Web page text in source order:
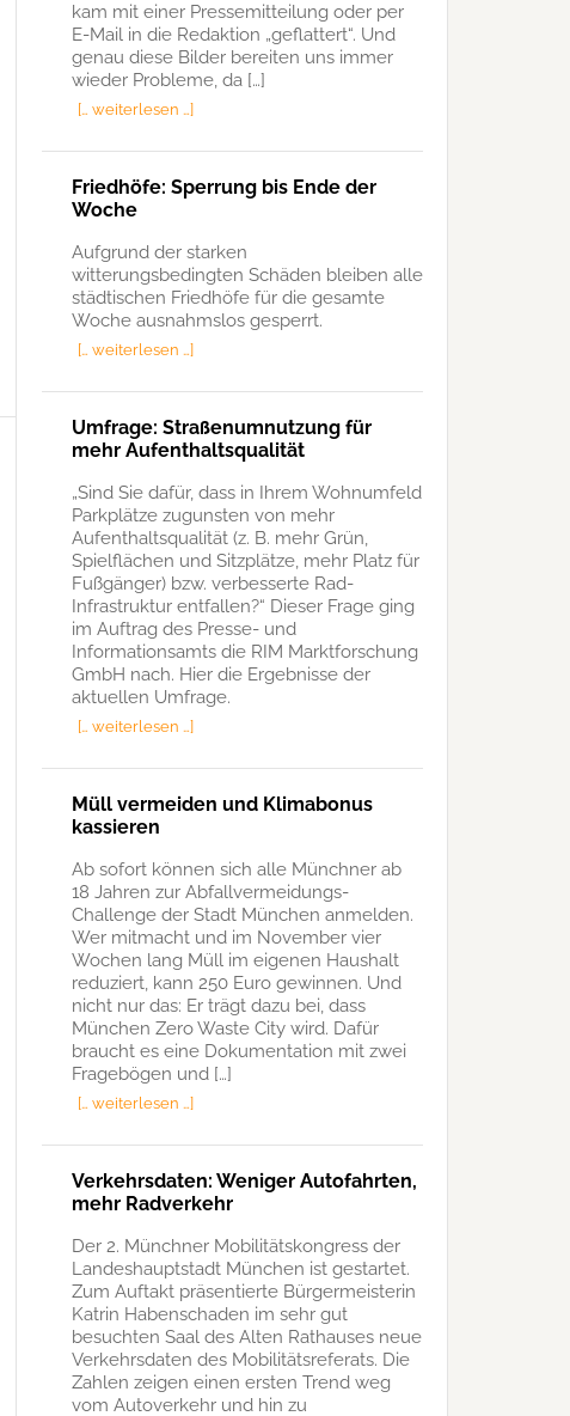
kam mit einer Pressemitteilung oder per
E-Mail in die Redaktion „geflattert“. Und
genau diese Bilder bereiten uns immer
wieder Probleme, da […]
[… weiterlesen …]
Friedhöfe: Sperrung bis Ende der
Woche
Aufgrund der starken
witterungsbedingten Schäden bleiben alle
städtischen Friedhöfe für die gesamte
Woche ausnahmslos gesperrt.
[… weiterlesen …]
Umfrage: Straßenumnutzung für
mehr Aufenthaltsqualität
„Sind Sie dafür, dass in Ihrem Wohnumfeld
Parkplätze zugunsten von mehr
Aufenthaltsqualität (z. B. mehr Grün,
Spielflächen und Sitzplätze, mehr Platz für
Fußgänger) bzw. verbesserte Rad-
Infrastruktur entfallen?“ Dieser Frage ging
im Auftrag des Presse- und
Informationsamts die RIM Marktforschung
GmbH nach. Hier die Ergebnisse der
aktuellen Umfrage.
[… weiterlesen …]
Müll vermeiden und Klimabonus
kassieren
Ab sofort können sich alle Münchner ab
18 Jahren zur Abfallvermeidungs-
Challenge der Stadt München anmelden.
Wer mitmacht und im November vier
Wochen lang Müll im eigenen Haushalt
reduziert, kann 250 Euro gewinnen. Und
nicht nur das: Er trägt dazu bei, dass
München Zero Waste City wird. Dafür
braucht es eine Dokumentation mit zwei
Fragebögen und […]
[… weiterlesen …]
Verkehrsdaten: Weniger Autofahrten,
mehr Radverkehr
Der 2. Münchner Mobilitätskongress der
Landeshauptstadt München ist gestartet.
Zum Auftakt präsentierte Bürgermeisterin
Katrin Habenschaden im sehr gut
besuchten Saal des Alten Rathauses neue
Verkehrsdaten des Mobilitätsreferats. Die
Zahlen zeigen einen ersten Trend weg
vom Autoverkehr und hin zu